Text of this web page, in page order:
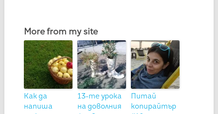
More from my site
Как да
напиша
13-те урока
на доволния
Питай
копирайтър